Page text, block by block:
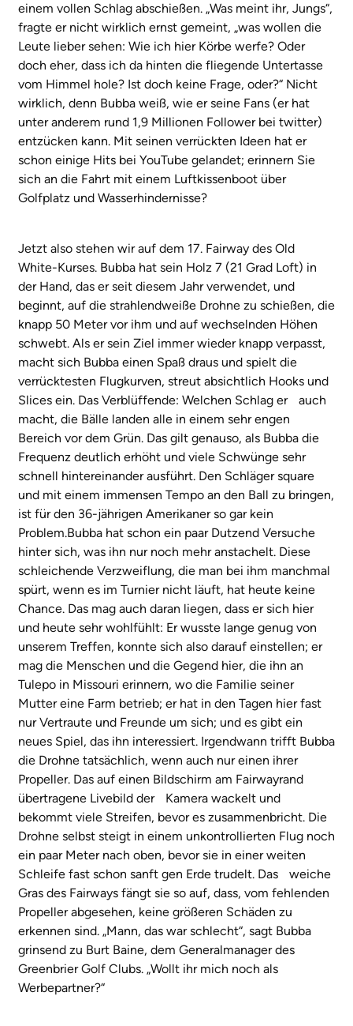
einem vollen Schlag abschießen. „Was meint ihr, Jungs“,
fragte er nicht wirklich ernst gemeint, „was wollen die
Leute lieber sehen: Wie ich hier Körbe werfe? Oder
doch eher, dass ich da hinten die fliegende Untertasse
vom Himmel hole? Ist doch keine Frage, oder?“ Nicht
wirklich, denn Bubba weiß, wie er seine Fans (er hat
unter anderem rund 1,9 Millionen Follower bei twitter)
entzücken kann. Mit seinen verrückten Ideen hat er
schon einige Hits bei YouTube gelandet; erinnern Sie
sich an die Fahrt mit einem Luftkissenboot über
Golfplatz und Wasserhindernisse?
Jetzt also stehen wir auf dem 17. Fairway des Old
White-Kurses. Bubba hat sein Holz 7 (21 Grad Loft) in
der Hand, das er seit diesem Jahr verwendet, und
beginnt, auf die strahlendweiße Drohne zu schießen, die
knapp 50 Meter vor ihm und auf wechselnden Höhen
schwebt. Als er sein Ziel immer wieder knapp verpasst,
macht sich Bubba einen Spaß draus und spielt die
verrücktesten Flugkurven, streut absichtlich Hooks und
Slices ein. Das Verblüffende: Welchen Schlag er auch
macht, die Bälle landen alle in einem sehr engen
Bereich vor dem Grün. Das gilt genauso, als Bubba die
Frequenz deutlich erhöht und viele Schwünge sehr
schnell hintereinander ausführt. Den Schläger square
und mit einem immensen Tempo an den Ball zu bringen,
ist für den 36-jährigen Amerikaner so gar kein
Problem.Bubba hat schon ein paar Dutzend Versuche
hinter sich, was ihn nur noch mehr anstachelt. Diese
schleichende Verzweiflung, die man bei ihm manchmal
spürt, wenn es im Turnier nicht läuft, hat heute keine
Chance. Das mag auch daran liegen, dass er sich hier
und heute sehr wohlfühlt: Er wusste lange genug von
unserem Treffen, konnte sich also darauf einstellen; er
mag die Menschen und die Gegend hier, die ihn an
Tulepo in Missouri erinnern, wo die Familie seiner
Mutter eine Farm betrieb; er hat in den Tagen hier fast
nur Vertraute und Freunde um sich; und es gibt ein
neues Spiel, das ihn interessiert. Irgendwann trifft Bubba
die Drohne tatsächlich, wenn auch nur einen ihrer
Propeller. Das auf einen Bildschirm am Fairwayrand
übertragene Livebild der Kamera wackelt und
bekommt viele Streifen, bevor es zusammenbricht. Die
Drohne selbst steigt in einem unkontrollierten Flug noch
ein paar Meter nach oben, bevor sie in einer weiten
Schleife fast schon sanft gen Erde trudelt. Das weiche
Gras des Fairways fängt sie so auf, dass, vom fehlenden
Propeller abgesehen, keine größeren Schäden zu
erkennen sind. „Mann, das war schlecht“, sagt Bubba
grinsend zu Burt Baine, dem Generalmanager des
Greenbrier Golf Clubs. „Wollt ihr mich noch als
Werbepartner?“